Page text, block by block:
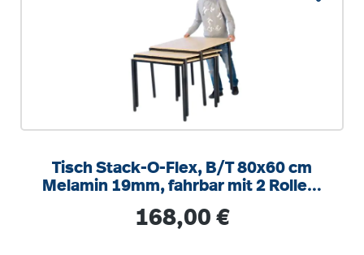
Tisch Stack-O-Flex, B/T 80x60 cm
Melamin 19mm, fahrbar mit 2 Rollen,
Regulärer Preis:
168,00 €